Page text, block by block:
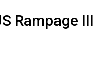
Rampage III